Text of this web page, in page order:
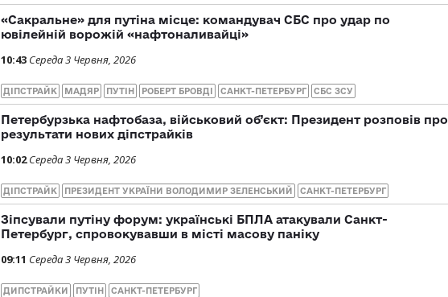
«Сакральне» для путіна місце: командувач СБС про удар по
ювілейній ворожій «нафтоналивайці»
10:43 Середа 3 Червня, 2026
ДІПСТРАЙК МАДЯР ПУТІН РОБЕРТ БРОВДІ САНКТ-ПЕТЕРБУРГ СБС ЗСУ
Петербурзька нафтобаза, військовий об’єкт: Президент розповів про
результати нових діпстрайків
10:02 Середа 3 Червня, 2026
ДІПСТРАЙК ПРЕЗИДЕНТ УКРАЇНИ ВОЛОДИМИР ЗЕЛЕНСЬКИЙ САНКТ-ПЕТЕРБУРГ
Зіпсували путіну форум: українські БПЛА атакували Санкт-
Петербург, спровокувавши в місті масову паніку
09:11 Середа 3 Червня, 2026
ДИПСТРАЙКИ ПУТІН САНКТ-ПЕТЕРБУРГ